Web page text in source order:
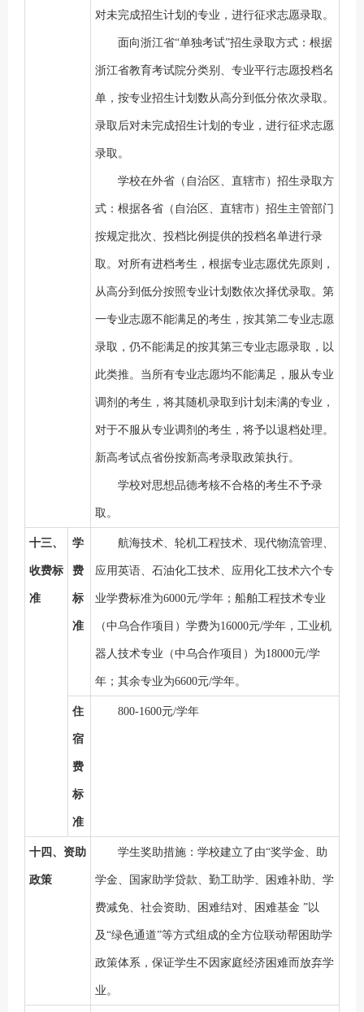
对未完成招生计划的专业，进行征求志愿录取。
面向浙江省“单独考试”招生录取方式：根据
浙江省教育考试院分类别、专业平行志愿投档名
单，按专业招生计划数从高分到低分依次录取。
录取后对未完成招生计划的专业，进行征求志愿
录取。
学校在外省（自治区、直辖市）招生录取方
式：根据各省（自治区、直辖市）招生主管部门
按规定批次、投档比例提供的投档名单进行录
取。对所有进档考生，根据专业志愿优先原则，
从高分到低分按照专业计划数依次择优录取。第
一专业志愿不能满足的考生，按其第二专业志愿
录取，仍不能满足的按其第三专业志愿录取，以
此类推。当所有专业志愿均不能满足，服从专业
调剂的考生，将其随机录取到计划未满的专业，
对于不服从专业调剂的考生，将予以退档处理。
新高考试点省份按新高考录取政策执行。
学校对思想品德考核不合格的考生不予录
取。
十三、
收费标
准
学
费
标
准
航海技术、轮机工程技术、现代物流管理、
应用英语、石油化工技术、应用化工技术六个专
业学费标准为6000元/学年；船舶工程技术专业
（中乌合作项目）学费为16000元/学年，工业机
器人技术专业（中乌合作项目）为18000元/学
年；其余专业为6600元/学年。
住
宿
费
标
准
800-1600元/学年
十四、资助
政策
学生奖助措施：学校建立了由“奖学金、助
学金、国家助学贷款、勤工助学、困难补助、学
费减免、社会资助、困难结对、困难基金 ”以
及“绿色通道”等方式组成的全方位联动帮困助学
政策体系，保证学生不因家庭经济困难而放弃学
业。